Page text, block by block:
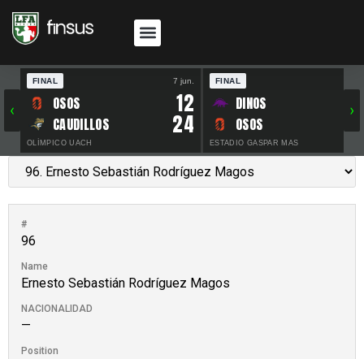
‹
FINAL 7 jun.
OSOS 12
CAUDILLOS 24
OLÍMPICO UACH
FINAL
DINOS
OSOS
ESTADIO GASPAR MAS
›
#
96
Name
Ernesto Sebastián Rodríguez Magos
NACIONALIDAD
—
Position